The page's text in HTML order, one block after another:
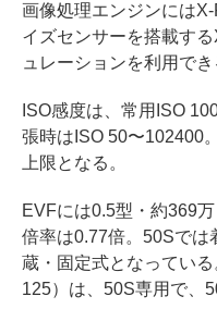
画像処理エンジンには
イズセンサーを搭載す
ュレーションを利用で
ISO感度は、常用ISO
張時はISO 50〜102400
上限となる。
EVFには0.5型・約369
倍率は0.77倍。50Sでは
蔵・固定式となってい
125）は、50S専用で、